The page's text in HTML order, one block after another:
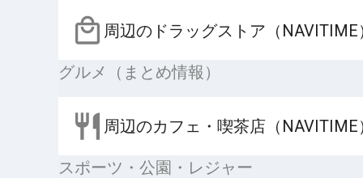
周辺のドラッグストア（NAVITIME
グルメ（まとめ情報）
周辺のカフェ・喫茶店（NAVITIME
スポーツ・公園・レジャー